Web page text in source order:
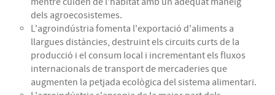
dels agroecosistemes.
L'agroindústria fomenta l'exportació d'aliments a
llargues distàncies, destruint els circuits curts de la
producció i el consum local i incrementant els fluxos
internacionals de transport de mercaderies que
augmenten la petjada ecològica del sistema alimentari.